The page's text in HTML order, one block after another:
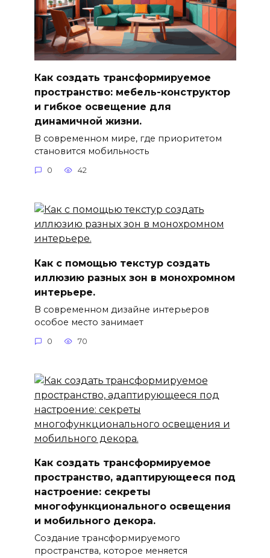
Как создать трансформируемое
пространство: мебель-конструктор
и гибкое освещение для
динамичной жизни.
В современном мире, где приоритетом
становится мобильность
0 42
Как с помощью текстур создать
иллюзию разных зон в монохромном
интерьере.
В современном дизайне интерьеров
особое место занимает
0 70
Как создать трансформируемое
пространство, адаптирующееся под
настроение: секреты
многофункционального освещения
и мобильного декора.
Создание трансформируемого
пространства, которое меняется